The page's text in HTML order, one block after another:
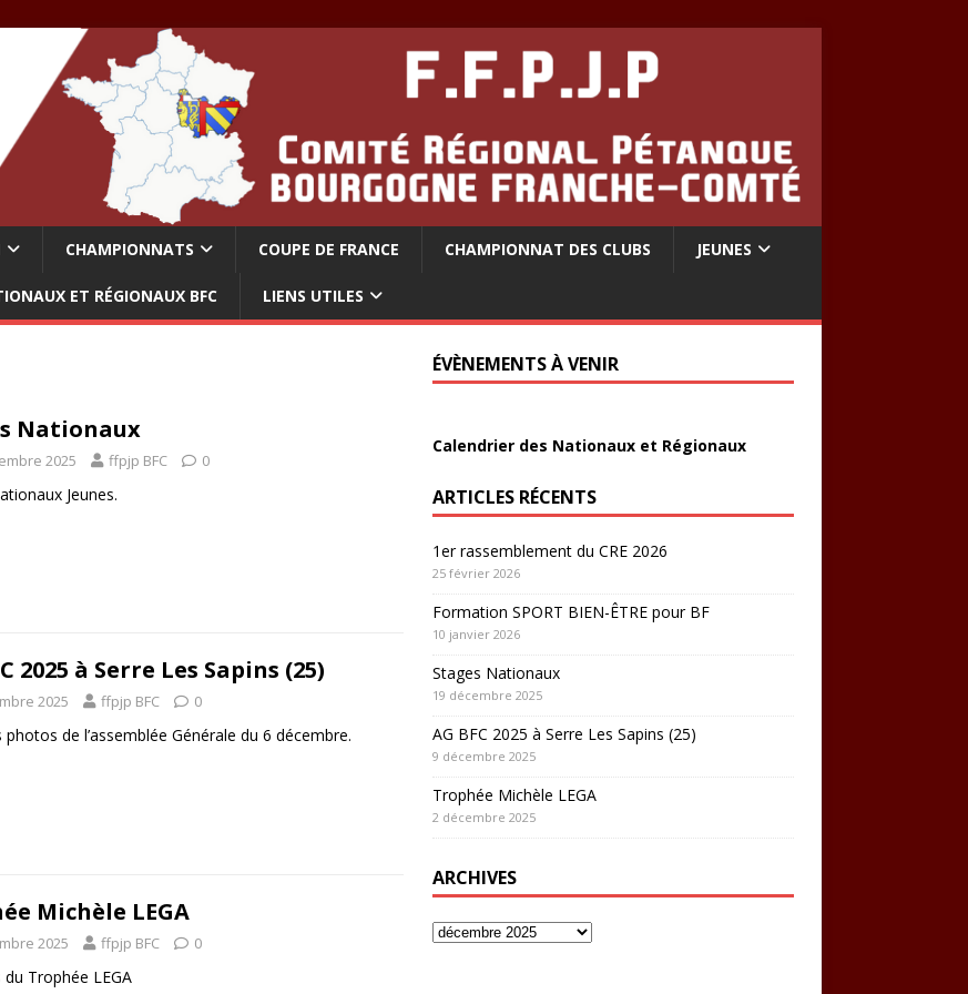
CHAMPIONNATS COUPE DE FRANCE CHAMPIONNAT DES CLUBS JEUNES
ET RÉGIONAUX BFC LIENS UTILES
Nationaux
2025 ffpjp BFC 0
Jeunes.
2025 à Serre Les Sapins (25)
2025 ffpjp BFC 0
photos de l’assemblée Générale du 6 décembre.
Michèle LEGA
2025 ffpjp BFC 0
du Trophée LEGA
ÉVÈNEMENTS À VENIR
Calendrier des Nationaux et Régionaux
ARTICLES RÉCENTS
1er rassemblement du CRE 2026
25 février 2026
Formation SPORT BIEN-ÊTRE pour BF
10 janvier 2026
Stages Nationaux
19 décembre 2025
AG BFC 2025 à Serre Les Sapins (25)
9 décembre 2025
Trophée Michèle LEGA
2 décembre 2025
ARCHIVES